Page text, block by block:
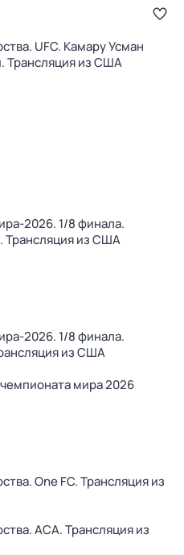
UFC. Камару Усман
Трансляция из США
2026. 1/8 финала.
Трансляция из США
2026. 1/8 финала.
из США
мира 2026
One FC. Трансляция из
АСА. Трансляция из